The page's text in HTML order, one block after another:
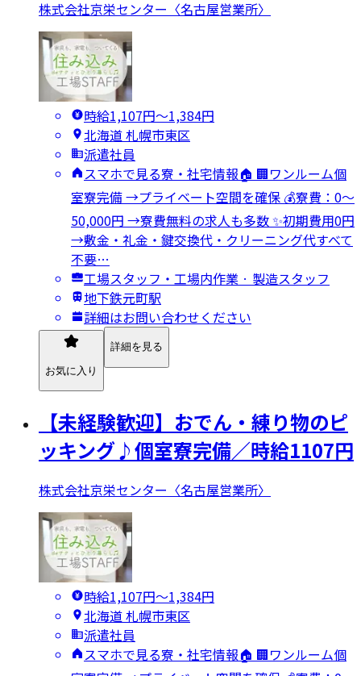
株式会社京栄センター〈名古屋営業所〉
時給1,107円〜1,384円
北海道 札幌市東区
派遣社員
スマホで見る寮・社宅情報🏠 🏢ワンルーム個
室寮完備 →プライベート空間を確保 💰寮費：0～
50,000円 →寮費無料の求人も多数 ✨初期費用0円
→敷金・礼金・鍵交換代・クリーニング代すべて
不要…
工場スタッフ・工場内作業 · 製造スタッフ
地下鉄元町駅
詳細はお問い合わせください
お気に入り
詳細を見る
【未経験歓迎】おでん・練り物のピ
ッキング♪個室寮完備／時給1107円
株式会社京栄センター〈名古屋営業所〉
時給1,107円〜1,384円
北海道 札幌市東区
派遣社員
スマホで見る寮・社宅情報🏠 🏢ワンルーム個